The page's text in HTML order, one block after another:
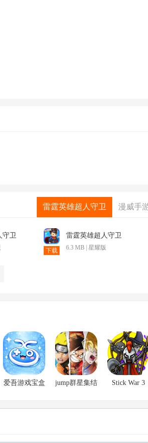
雷霆英雄超人守卫 漫威手
守卫
下载
雷霆英雄超人守卫
6.3 MB | 星耀版
爱吾游戏宝盒 jump群星集结 Stick War 3